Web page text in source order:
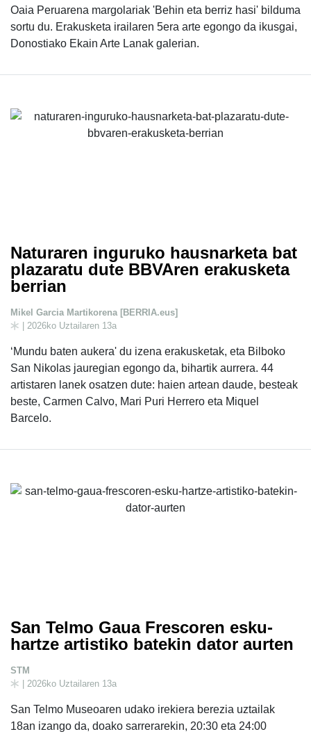
Oaia Peruarena margolariak 'Behin eta berriz hasi' bilduma
sortu du. Erakusketa irailaren 5era arte egongo da ikusgai,
Donostiako Ekain Arte Lanak galerian.
Naturaren inguruko hausnarketa bat
plazaratu dute BBVAren erakusketa
berrian
Mikel Garcia Martikorena [BERRIA.eus]
| 2026ko Uztailaren 13a
‘Mundu baten aukera' du izena erakusketak, eta Bilboko
San Nikolas jauregian egongo da, bihartik aurrera. 44
artistaren lanek osatzen dute: haien artean daude, besteak
beste, Carmen Calvo, Mari Puri Herrero eta Miquel
Barcelo.
San Telmo Gaua Frescoren esku-
hartze artistiko batekin dator aurten
STM
| 2026ko Uztailaren 13a
San Telmo Museoaren udako irekiera berezia uztailak
18an izango da, doako sarrerarekin, 20:30 eta 24:00